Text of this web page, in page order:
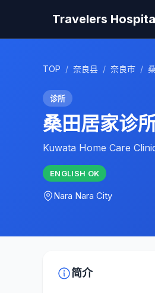
Travelers
TOP / 奈良县 / 奈良市 /
诊所
桑田居家诊
Kuwata Home Care
ENGLISH OK
Nara Nara City
简介